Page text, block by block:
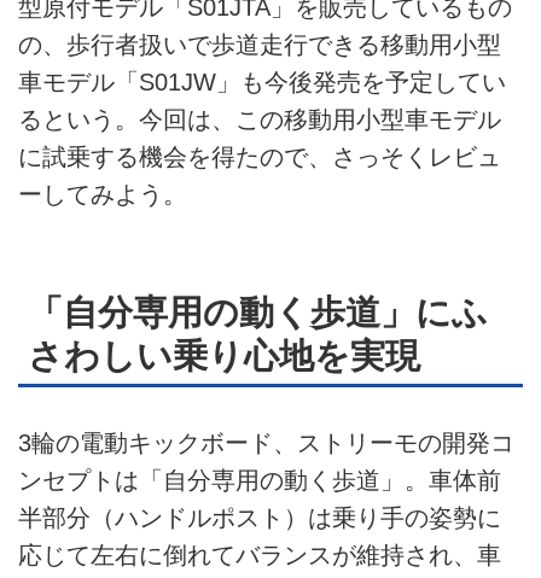
型原付モデル「S01JTA」を販売しているもの
の、歩行者扱いで歩道走行できる移動用小型
車モデル「S01JW」も今後発売を予定してい
るという。今回は、この移動用小型車モデル
に試乗する機会を得たので、さっそくレビュ
ーしてみよう。
「自分専用の動く歩道」にふ
さわしい乗り心地を実現
3輪の電動キックボード、ストリーモの開発コ
ンセプトは「自分専用の動く歩道」。車体前
半部分（ハンドルポスト）は乗り手の姿勢に
応じて左右に倒れてバランスが維持され、車